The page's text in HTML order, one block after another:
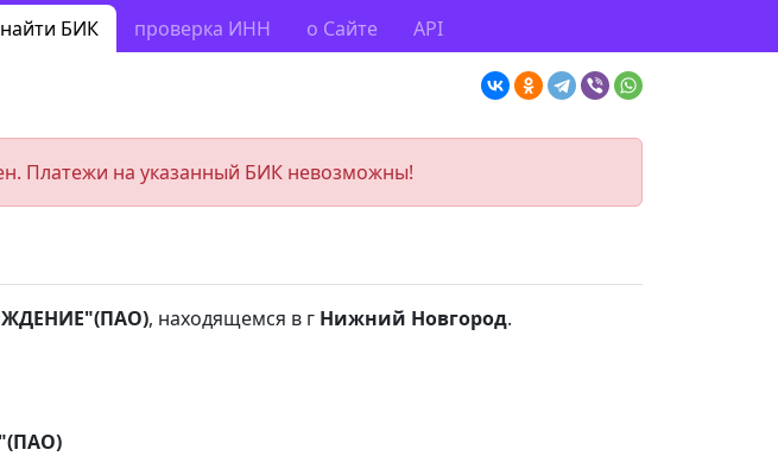
найти БИК проверка ИНН о Сайте API
Платежи на указанный БИК невозможны!
, находящемся в г Нижний Новгород.